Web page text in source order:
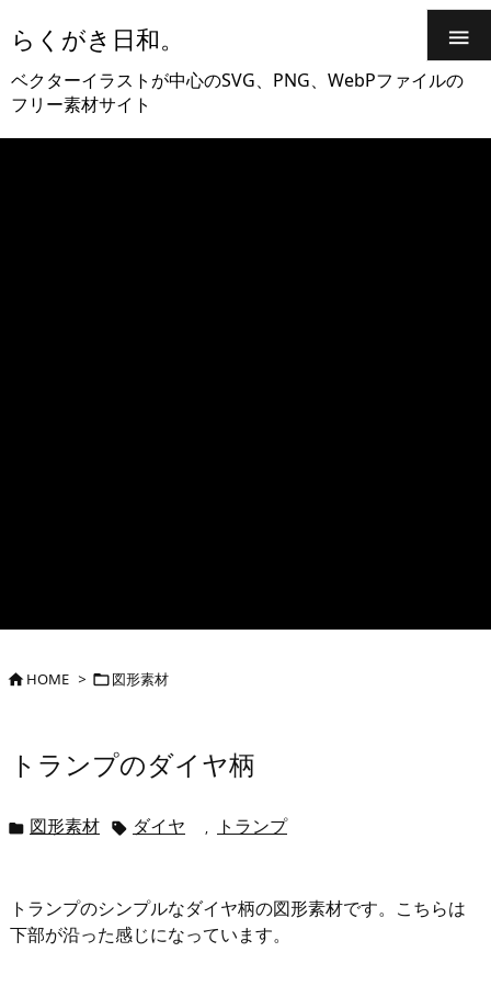
らくがき日和。
ベクターイラストが中心のSVG、PNG、WebPファイルの
フリー素材サイト

HOME > 図形素材
トランプのダイヤ柄
 図形素材  ダイヤ , トランプ
トランプのシンプルなダイヤ柄の図形素材です。こちらは
下部が沿った感じになっています。